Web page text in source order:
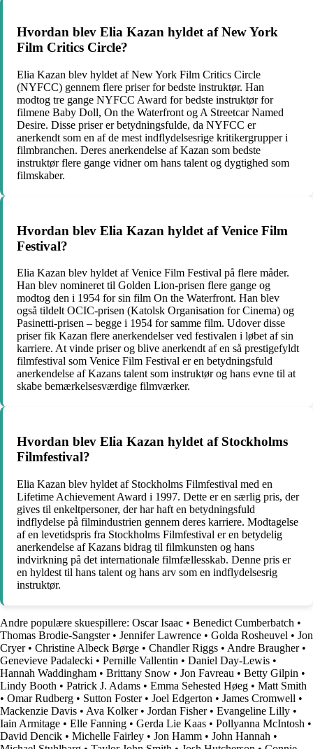
Hvordan blev Elia Kazan hyldet af New York
Film Critics Circle?
Elia Kazan blev hyldet af New York Film Critics Circle
(NYFCC) gennem flere priser for bedste instruktør. Han
modtog tre gange NYFCC Award for bedste instruktør for
filmene Baby Doll, On the Waterfront og A Streetcar Named
Desire. Disse priser er betydningsfulde, da NYFCC er
anerkendt som en af ​​de mest indflydelsesrige kritikergrupper i
filmbranchen. Deres anerkendelse af Kazan som bedste
instruktør flere gange vidner om hans talent og dygtighed som
filmskaber.
Hvordan blev Elia Kazan hyldet af Venice Film
Festival?
Elia Kazan blev hyldet af Venice Film Festival på flere måder.
Han blev nomineret til Golden Lion-prisen flere gange og
modtog den i 1954 for sin film On the Waterfront. Han blev
også tildelt OCIC-prisen (Katolsk Organisation for Cinema) og
Pasinetti-prisen – begge i 1954 for samme film. Udover disse
priser fik Kazan flere anerkendelser ved festivalen i løbet af sin
karriere. At vinde priser og blive anerkendt af en så prestigefyldt
filmfestival som Venice Film Festival er en betydningsfuld
anerkendelse af Kazans talent som instruktør og hans evne til at
skabe bemærkelsesværdige filmværker.
Hvordan blev Elia Kazan hyldet af Stockholms
Filmfestival?
Elia Kazan blev hyldet af Stockholms Filmfestival med en
Lifetime Achievement Award i 1997. Dette er en særlig pris, der
gives til enkeltpersoner, der har haft en betydningsfuld
indflydelse på filmindustrien gennem deres karriere. Modtagelse
af en levetidspris fra Stockholms Filmfestival er en betydelig
anerkendelse af Kazans bidrag til filmkunsten og hans
indvirkning på det internationale filmfællesskab. Denne pris er
en hyldest til hans talent og hans arv som en indflydelsesrig
instruktør.
Andre populære skuespillere: Oscar Isaac • Benedict Cumberbatch •
Thomas Brodie-Sangster• Jennifer Lawrence • Golda Rosheuvel • Jon
Cryer• Christine Albeck Børge • Chandler Riggs • Andre Braugher•
Genevieve Padalecki • Pernille Vallentin • Daniel Day-Lewis •
Hannah Waddingham • Brittany Snow • Jon Favreau • Betty Gilpin •
Lindy Booth • Patrick J. Adams • Emma Sehested Høeg • Matt Smith
• Omar Rudberg • Sutton Foster• Joel Edgerton • James Cromwell •
Mackenzie Davis • Ava Kolker• Jordan Fisher• Evangeline Lilly •
Iain Armitage • Elle Fanning • Gerda Lie Kaas • Pollyanna McIntosh •
David Dencik • Michelle Fairley • Jon Hamm • John Hannah •